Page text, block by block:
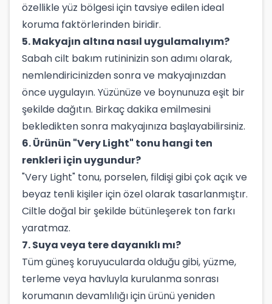
özellikle yüz bölgesi için tavsiye edilen ideal
koruma faktörlerinden biridir.
5. Makyajın altına nasıl uygulamalıyım?
Sabah cilt bakım rutininizin son adımı olarak,
nemlendiricinizden sonra ve makyajınızdan
önce uygulayın. Yüzünüze ve boynunuza eşit bir
şekilde dağıtın. Birkaç dakika emilmesini
bekledikten sonra makyajınıza başlayabilirsiniz.
6. Ürünün "Very Light" tonu hangi ten
renkleri için uygundur?
"Very Light" tonu, porselen, fildişi gibi çok açık ve
beyaz tenli kişiler için özel olarak tasarlanmıştır.
Ciltle doğal bir şekilde bütünleşerek ton farkı
yaratmaz.
7. Suya veya tere dayanıklı mı?
Tüm güneş koruyucularda olduğu gibi, yüzme,
terleme veya havluyla kurulanma sonrası
korumanın devamlılığı için ürünü yeniden